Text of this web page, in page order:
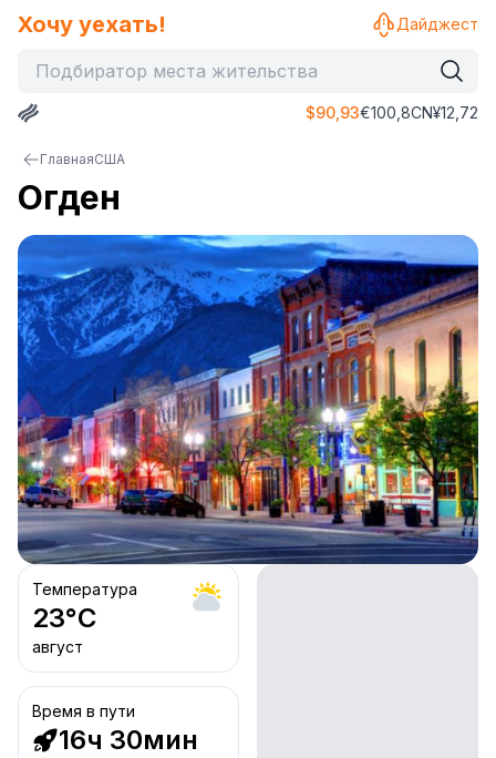
Хочу уехать!
$90,93€100,8CN¥12,72
Дайджест
ГлавнаяСША
Огден
Температура
23°C
август
Время в пути
16ч 30мин